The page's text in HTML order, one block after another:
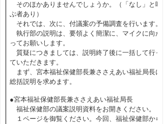
そのほかありませんでしょうか。（「なし」と呼
ぶ者あり）
それでは、次に、付議案の予備調査を行います。
執行部の説明は、要領よく簡潔に、マイクに向か
ってお願いします。
質疑につきましては、説明終了後に一括して行っ
ていただきます。
まず、宮本福祉保健部長兼ささえあい福祉局長に
総括説明を求めます。
●宮本福祉保健部長兼ささえあい福祉局長
福祉保健部の議案説明資料をお開きください。
１ページを御覧ください。今回、福祉保健部から